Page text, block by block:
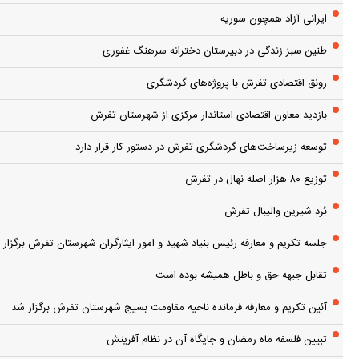
ایرانی آزاد همچون سوریه
طنین سبز زندگی در دبیرستان دخترانه سرهنگ غفوری
رونق اقتصادی تفرش با پروژه‌های گردشگری
بازدید معاون اقتصادی استاندار مرکزی از شهرستان تفرش
توسعه زیرساخت‌های گردشگری تفرش در دستور کار قرار دارد
توزیع ۸۰ هزار اصله نهال در تفرش
بُرد شیرین والیبال تفرش
جلسه تکریم و معارفه رئیس بنیاد شهید و امور ایثارگران شهرستان تفرش
تقابل جبهه حق و باطل همیشه بوده است
آئین تکریم و معارفه فرمانده ناحیه مقاومت بسیج شهرستان تفرش برگزار شد
تبیین فلسفه ماه رمضان و جایگاه آن در نظام آفرینش